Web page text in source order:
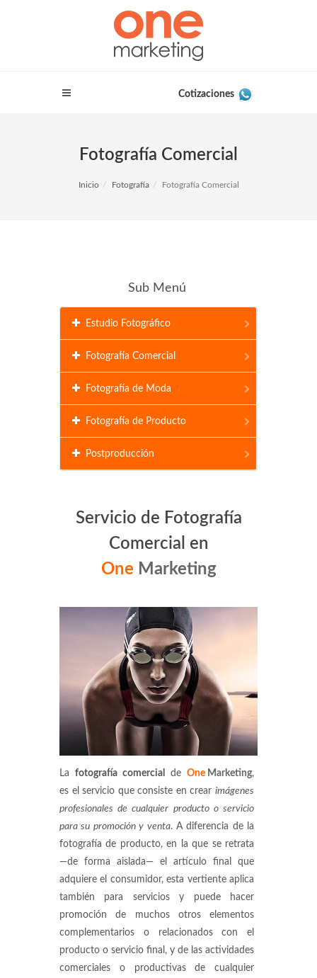
Cotizaciones
Fotografía Comercial
Inicio Fotografía Fotografía Comercial
Sub Menú
Estudio Fotográfico
Fotografía Comercial
Fotografía de Moda
Fotografía de Producto
Postproducción
Servicio de Fotografía
Comercial en
One Marketing
La fotografía comercial de One Marketing,
es el servicio que consiste en crear imágenes
profesionales de cualquier producto o servicio
para su promoción y venta. A diferencia de la
fotografía de producto, en la que se retrata
—de forma aislada— el artículo final que
adquiere el consumidor, esta vertiente aplica
también para servicios y puede hacer
promoción de muchos otros elementos
complementarios o relacionados con el
producto o servicio final, y de las actividades
comerciales o productivas de cualquier